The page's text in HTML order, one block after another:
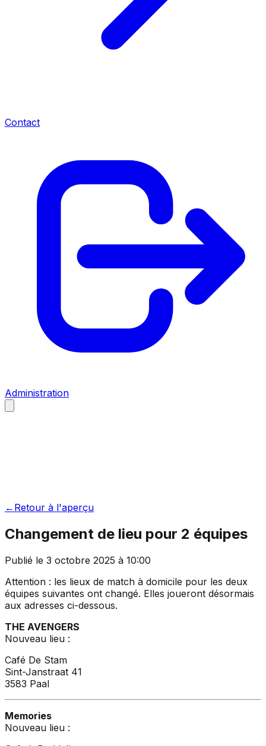
Contact
Administration
← Retour à l'aperçu
Changement de lieu pour 2 équipes
Publié le 3 octobre 2025 à 10:00
Attention : les lieux de match à domicile pour les deux
équipes suivantes ont changé. Elles joueront désormais
aux adresses ci-dessous.
THE AVENGERS
Nouveau lieu :
Café De Stam
Sint-Janstraat 41
3583 Paal
Memories
Nouveau lieu :